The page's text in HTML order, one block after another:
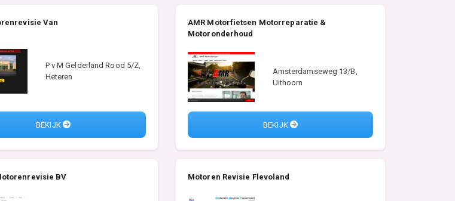
Van
P v M Gelderland Rood 5/Z,
Heteren
BEKIJK
AMR Motorfietsen Motorreparatie &
Motoronderhoud
Amsterdamseweg 13/B,
Uithoorn
BEKIJK
BV Motoren Revisie Flevoland